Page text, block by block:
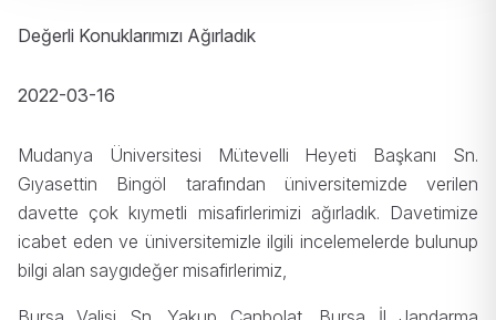
Değerli Konuklarımızı Ağırladık
2022-03-16
Mudanya Üniversitesi Mütevelli Heyeti Başkanı Sn.
Gıyasettin Bingöl tarafından üniversitemizde verilen
davette çok kıymetli misafirlerimizi ağırladık. Davetimize
icabet eden ve üniversitemizle ilgili incelemelerde bulunup
bilgi alan saygıdeğer misafirlerimiz,